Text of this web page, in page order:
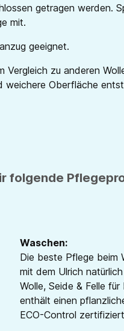
getragen
mit.
geeignet.
Vergleich zu anderen
weichere Oberfläche
folgende
Waschen:
Die beste Pflege beim
mit dem Ulrich
Wolle, Seide & Felle
enthält einen
ECO-Control